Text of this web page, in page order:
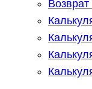
Возврат